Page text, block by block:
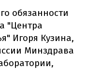
обязанности
"Центра
Игоря Кузина,
Минздрава